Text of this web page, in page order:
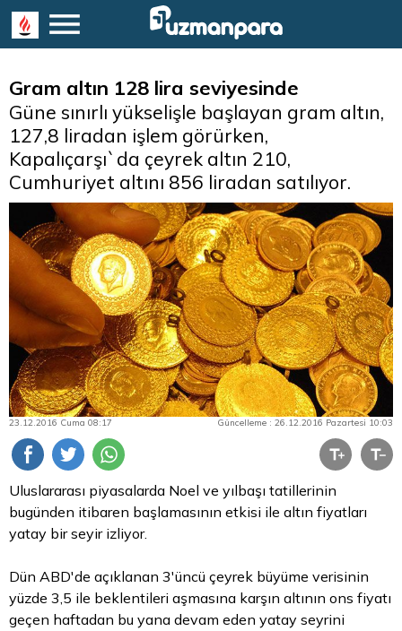
Gram altın 128 lira seviyesinde
Güne sınırlı yükselişle başlayan gram altın,
127,8 liradan işlem görürken,
Kapalıçarşı`da çeyrek altın 210,
Cumhuriyet altını 856 liradan satılıyor.
23.12.2016 Cuma 08:17 Güncelleme : 26.12.2016 Pazartesi 10:03
Uluslararası piyasalarda Noel ve yılbaşı tatillerinin
bugünden itibaren başlamasının etkisi ile altın fiyatları
yatay bir seyir izliyor.
Dün ABD'de açıklanan 3'üncü çeyrek büyüme verisinin
yüzde 3,5 ile beklentileri aşmasına karşın altının ons fiyatı
geçen haftadan bu yana devam eden yatay seyrini